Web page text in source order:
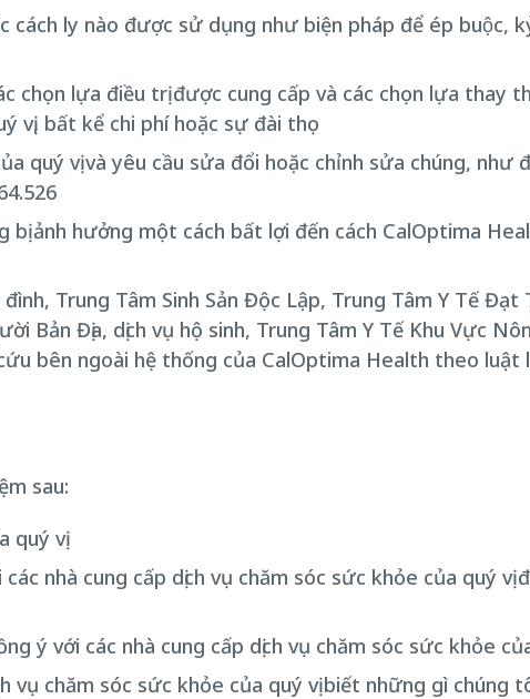
cách ly nào được sử dụng như biện pháp để ép buộc,
chọn lựa điều trị được cung cấp và các chọn lựa thay
vị, bất kể chi phí hoặc sự đài thọ
quý vị và yêu cầu sửa đổi hoặc chỉnh sửa chúng, như
ảnh hưởng một cách bất lợi đến cách CalOptima
Trung Tâm Sinh Sản Độc Lập, Trung Tâm Y Tế Đạt
Bản Địa, dịch vụ hộ sinh, Trung Tâm Y Tế Khu Vực
bên ngoài hệ thống của CalOptima Health theo luật
sau:
quý vị
nhà cung cấp dịch vụ chăm sóc sức khỏe của quý
ý với các nhà cung cấp dịch vụ chăm sóc sức khỏe
vụ chăm sóc sức khỏe của quý vị biết những gì chúng